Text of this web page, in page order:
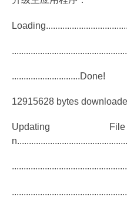
.............................Done!
12915628 bytes
Updating File